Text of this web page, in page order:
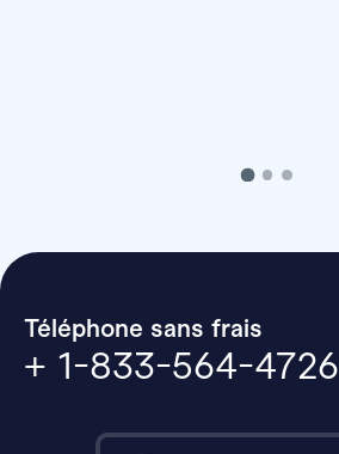
Téléphone sans frais
+ 1-833-564-4726